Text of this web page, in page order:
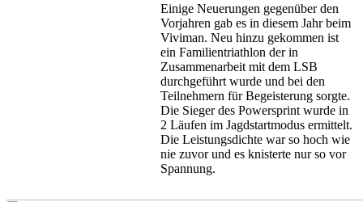
Einige Neuerungen gegenüber den
Vorjahren gab es in diesem Jahr beim
Viviman. Neu hinzu gekommen ist
ein Familientriathlon der in
Zusammenarbeit mit dem LSB
durchgeführt wurde und bei den
Teilnehmern für Begeisterung sorgte.
Die Sieger des Powersprint wurde in
2 Läufen im Jagdstartmodus ermittelt.
Die Leistungsdichte war so hoch wie
nie zuvor und es knisterte nur so vor
Spannung.